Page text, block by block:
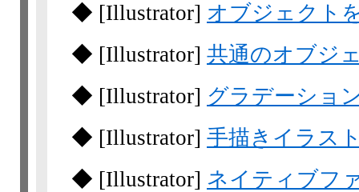
◆ [Illustrator] オブジェクト
◆ [Illustrator] 共通のオブジ
◆ [Illustrator] グラデーショ
◆ [Illustrator] 手描きイラス
◆ [Illustrator] ネイティブフ